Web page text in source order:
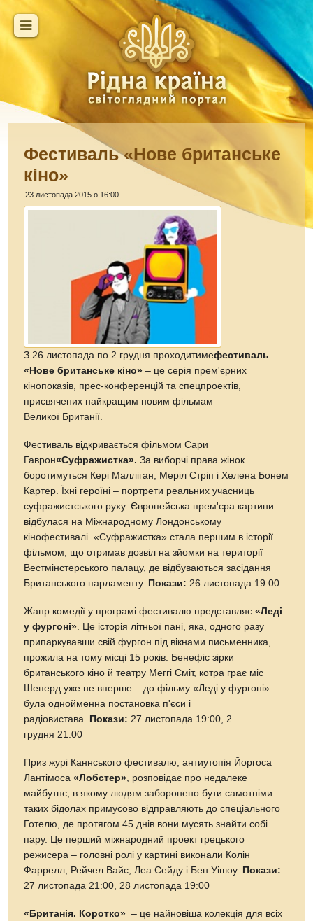
Фестиваль «Нове британське
кіно»
23 листопада 2015 о 16:00
З 26 листопада по 2 грудня проходитимефестиваль
«Нове британське кіно» – це серія прем'єрних
кінопоказів, прес-конференцій та спецпроектів,
присвячених найкращим новим фільмам
Великої Британії.
Фестиваль відкривається фільмом Сари
Гаврон«Суфражистка». За виборчі права жінок
боротимуться Кері Малліган, Меріл Стріп і Хелена Бонем
Картер. Їхні героїні – портрети реальних учасниць
суфражистського руху. Європейська прем'єра картини
відбулася на Міжнародному Лондонському
кінофестивалі. «Суфражистка» стала першим в історії
фільмом, що отримав дозвіл на зйомки на території
Вестмінстерського палацу, де відбуваються засідання
Британського парламенту.
Покази: 26 листопада 19:00
Жанр комедії у програмі фестивалю представляє«Леді
у фургоні» . Це історія літньої пані, яка, одного разу
припаркувавши свій фургон під вікнами письменника,
прожила на тому місці 15 років. Бенефіс зірки
британського кіно й театру Меггі Сміт, котра грає міс
Шеперд уже не вперше – до фільму «Леді у фургоні»
була однойменна постановка п'єси і
радіовистава.
Покази: 27 листопада 19:00, 2
грудня 21:00
Приз журі Каннського фестивалю, антиутопія Йоргоса
Лантімоса«Лобстер» , розповідає про недалеке
майбутнє, в якому людям заборонено бути самотніми –
таких бідолах примусово відправляють до спеціального
Готелю, де протягом 45 днів вони мусять знайти собі
пару. Це перший міжнародний проект грецького
режисера – головні ролі у картині виконали Колін
Фаррелл, Рейчел Вайс, Леа Сейду і Бен Уішоу. Покази:
27 листопада 21:00, 28 листопада 19:00
«Британія. Коротко» – це найновіша колекція для всіх